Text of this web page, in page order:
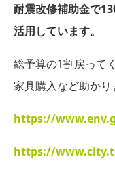
耐震改修補助金で
活用しています。
総予算の1割戻って
家具購入など助かり
https://
https://